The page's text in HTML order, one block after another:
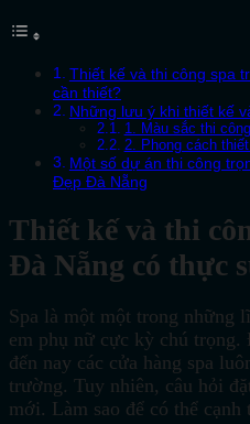
Thiết kế và thi công spa
cần thiết?
Những lưu ý khi thiết kế
1. Màu sắc thi công
2. Phong cách
Một số dự án thi công
Đẹp Đà Nẵng
Thiết kế và thi
Đà Nẵng có thực
Spa là một một trong những
em phụ nữ cực kỳ chú
đến nay các cửa hàng spa
trường. Tuy nhiên, câu hỏi
mới. Làm sao để có thể